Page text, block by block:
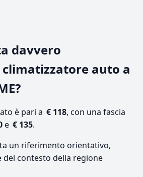
davvero
climatizzatore auto a
è pari a € 118, con una fascia
e € 135.
un riferimento orientativo,
del contesto della regione